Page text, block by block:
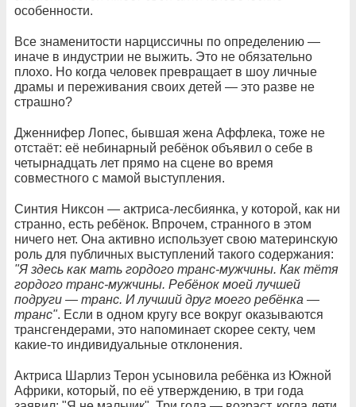
особенности.
Все знаменитости нарциссичны по определению —
иначе в индустрии не выжить. Это не обязательно
плохо. Но когда человек превращает в шоу личные
драмы и переживания своих детей — это разве не
страшно?
Дженнифер Лопес, бывшая жена Аффлека, тоже не
отстаёт: её небинарный ребёнок объявил о себе в
четырнадцать лет прямо на сцене во время
совместного с мамой выступления.
Синтия Никсон — актриса-лесбиянка, у которой, как ни
странно, есть ребёнок. Впрочем, странного в этом
ничего нет. Она активно использует свою материнскую
роль для публичных выступлений такого содержания:
"Я здесь как мать гордого транс-мужчины. Как тётя
гордого транс-мужчины. Ребёнок моей лучшей
подруги — транс. И лучший друг моего ребёнка —
транс". Если в одном кругу все вокруг оказываются
трансгендерами, это напоминает скорее секту, чем
какие-то индивидуальные отклонения.
Актриса Шарлиз Терон усыновила ребёнка из Южной
Африки, который, по её утверждению, в три года